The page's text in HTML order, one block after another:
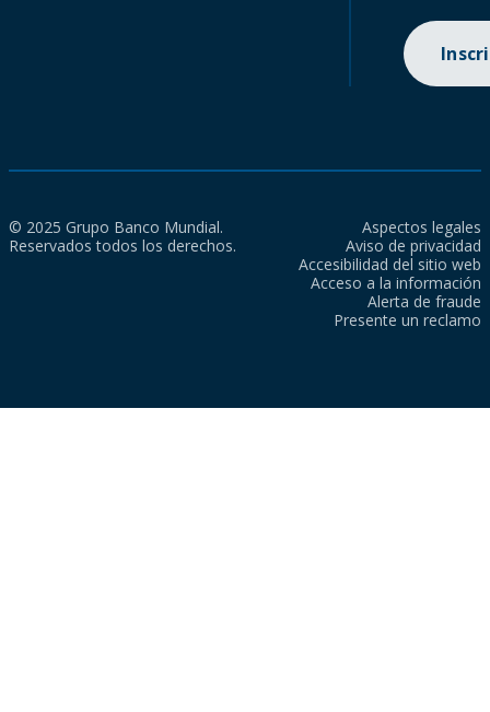
© 2025 Grupo Banco Mundial.
Reservados todos los derechos.
Aspectos legales
Aviso de privacidad
Accesibilidad del sitio web
Acceso a la información
Alerta de fraude
Presente un reclamo